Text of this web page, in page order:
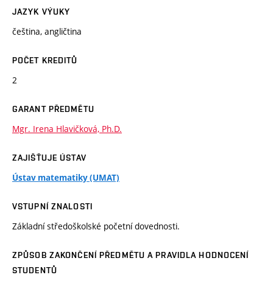
JAZYK VÝUKY
čeština, angličtina
POČET KREDITŮ
2
GARANT PŘEDMĚTU
Mgr. Irena Hlavičková, Ph.D.
ZAJIŠŤUJE ÚSTAV
Ústav matematiky (UMAT)
VSTUPNÍ ZNALOSTI
Základní středoškolské početní dovednosti.
ZPŮSOB ZAKONČENÍ PŘEDMĚTU A PRAVIDLA HODNOCENÍ
STUDENTŮ